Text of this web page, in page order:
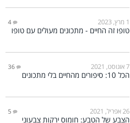
1 מרץ, 2023 4
טופו זה החיים - מתכונים מעולים עם טופו
7 אוגוסט, 2021 36
הכל 10: סיפורים מהחיים בלי מתכונים
26 אפריל, 2021 5
הצבע של הטבע: חומוס ירקות צבעוני